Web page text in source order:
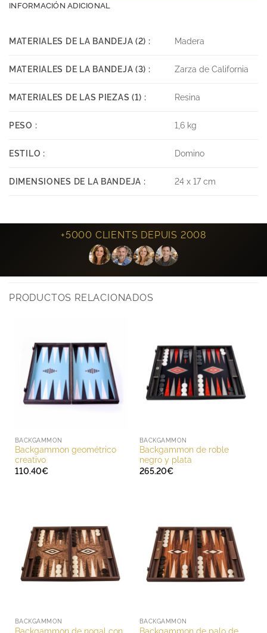
INFORMACIÓN ADICIONAL
MATERIALES DE LA BANDEJA (2) : Madera
MATERIALES DE LA BANDEJA (3) : Zarza de California
MATERIALES DE LAS PIEZAS (1) : Resina
PESO : 1,6 kg
ESTILO : Domino
DIMENSIONES DE LA BANDEJA : 24 x 17 cm
+5000 CLIENTS DEPUIS 2008
PRODUCTOS RELACIONADOS
BACKGAMMON
Backgammon geométrico
creativo
110.40€
BACKGAMMON
Backgammon de roble
negro y plata
265.20€
BACKGAMMON BACKGAMMON